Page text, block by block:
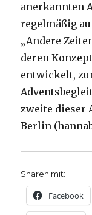
anerkannten
regelmäßig
„Andere
deren
entwickelt,
zweite dieser
Berlin
Sharen mit:
Facebook